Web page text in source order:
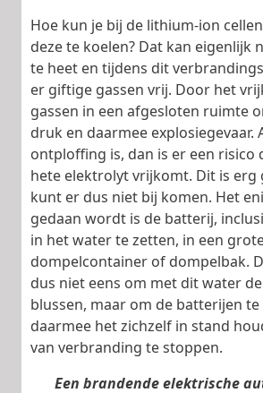
Hoe kun je bij de lithium-ion
deze te koelen? Dat kan eigenlijk
te heet en tijdens dit
er giftige gassen vrij. Door het
gassen in een afgesloten ruimte
druk en daarmee explosiegevaar.
ontploffing is, dan is er een risico
hete elektrolyt vrijkomt. Dit is erg
kunt er dus niet bij komen. Het
gedaan wordt is de batterij,
in het water te zetten, in een
dompelcontainer of dompelbak.
dus niet eens om met dit water
blussen, maar om de batterijen te
daarmee het zichzelf in stand
van verbranding te stoppen.
Een brandende elektrische